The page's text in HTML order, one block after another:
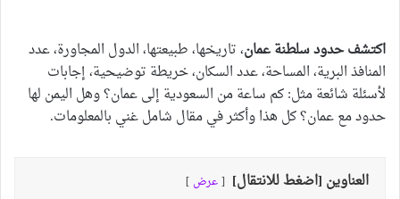
اكتشف حدود سلطنة عمان، تاريخها، طبيعتها، الدول المجاورة، عدد
المنافذ البرية، المساحة، عدد السكان، خريطة توضيحية، إجابات
لأسئلة شائعة مثل: كم ساعة من السعودية إلى عمان؟ وهل اليمن لها
حدود مع عمان؟ كل هذا وأكثر في مقال شامل غني بالمعلومات.
العناوين [اضغط للانتقال] عرض